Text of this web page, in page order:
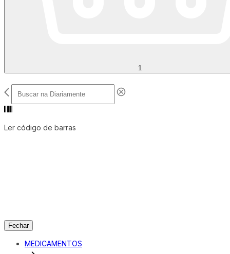
1
Ler código de barras
Fechar
MEDICAMENTOS